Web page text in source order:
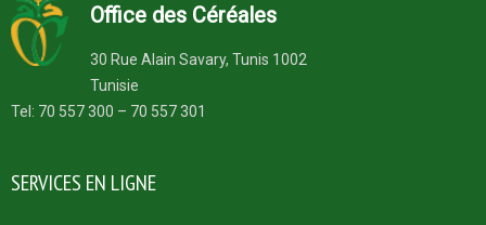
Office des Céréales
30 Rue Alain Savary, Tunis 1002
Tunisie
Tel: 70 557 300 – 70 557 301
SERVICES EN LIGNE